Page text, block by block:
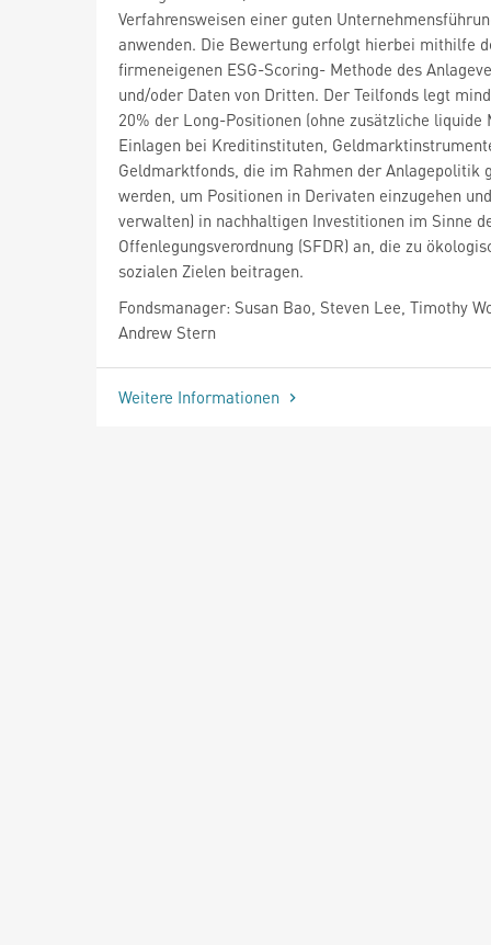
Verfahrensweisen einer guten
anwenden. Die Bewertung erfolgt hierbei mithilfe
firmeneigenen ESG-Scoring- Methode des
und/oder Daten von Dritten. Der Teilfonds legt
20% der Long-Positionen (ohne zusätzliche liquide
Einlagen bei Kreditinstituten,
Geldmarktfonds, die im Rahmen der Anlagepolitik
werden, um Positionen in Derivaten einzugehen
verwalten) in nachhaltigen Investitionen im Sinne
Offenlegungsverordnung (SFDR) an, die zu
sozialen Zielen beitragen.
Fondsmanager: Susan Bao, Steven Lee, Timothy
Andrew Stern
Weitere Informationen